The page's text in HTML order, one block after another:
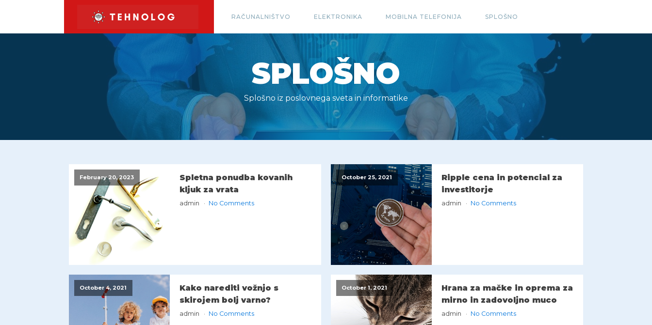
RAČUNALNIŠTVO ELEKTRONIKA MOBILNA TELEFONIJA SPLOŠNO
SPLOŠNO
Splošno iz poslovnega sveta in informatike
February 20, 2023
Spletna ponudba kovanih
kljuk za vrata
admin No Comments
October 25, 2021
Ripple cena in potencial za
investitorje
admin No Comments
October 4, 2021
Kako narediti vožnjo s
skirojem bolj varno?
admin No Comments
October 1, 2021
Hrana za mačke in oprema za
mirno in zadovoljno muco
admin No Comments